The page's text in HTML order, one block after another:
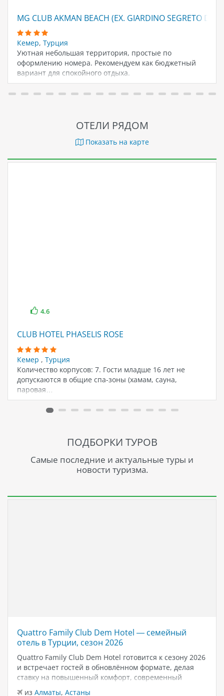
MG CLUB AKMAN BEACH (EX. GIARDINO SEGRETO
Кемер, Турция
Уютная небольшая территория, простые по
оформлению номера. Рекомендуем как бюджетный
вариант для спокойного отдыха.
ОТЕЛИ РЯДОМ
Показать на карте
4.6
CLUB HOTEL PHASELIS ROSE
Кемер , Турция
Количество корпусов: 7. Гости младше 16 лет не
допускаются в общие спа-зоны (хамам, сауна,
паровая…
ПОДБОРКИ ТУРОВ
Самые последние и актуальные туры и
новости туризма.
Quattro Family Club Dem Hotel — семейный
отель в Турции, сезон 2026
Quattro Family Club Dem Hotel готовится к сезону 2026
и встречает гостей в обновлённом формате, делая
ставку на повышенный комфорт, современный
дизайн и атмосферу спокойного семейного отдыха у
из Алматы, Астаны